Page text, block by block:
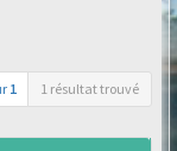
1 1 résultat trouvé